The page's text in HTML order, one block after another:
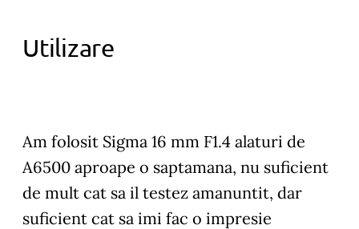
Utilizare
Am folosit Sigma 16 mm F1.4 alaturi de
A6500 aproape o saptamana, nu suficient
de mult cat sa il testez amanuntit, dar
suficient cat sa imi fac o impresie